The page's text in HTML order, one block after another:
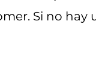
Si no